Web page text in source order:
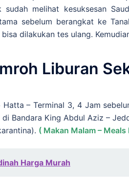
melihat kesuksesan
sebelum berangkat ke
dilakukan tes ulang.
Liburan
– Terminal 3, 4 Jam
Bandara King Abdul Aziz –
( Makan Malam – Meals
Harga Murah